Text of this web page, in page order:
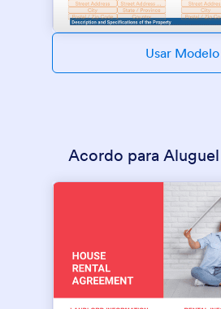
Usar Modelo
Acordo para